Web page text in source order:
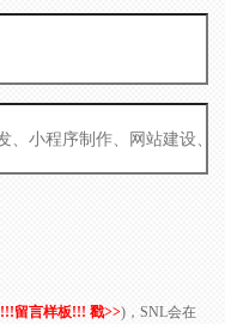
!!!留言样板!!! 戳>>)，SNL会在